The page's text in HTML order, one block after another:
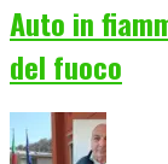
Auto in
del fuoco